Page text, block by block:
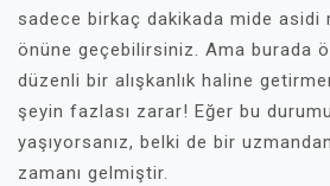
sadece birkaç dakikada mide asidi
önüne geçebilirsiniz. Ama burada
düzenli bir alışkanlık haline
şeyin fazlası zarar! Eğer bu
yaşıyorsanız, belki de bir
zamanı gelmiştir.